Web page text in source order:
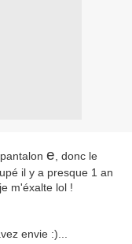
e , donc le
il y a presque 1 an
m'éxalte lol !
envie :)...